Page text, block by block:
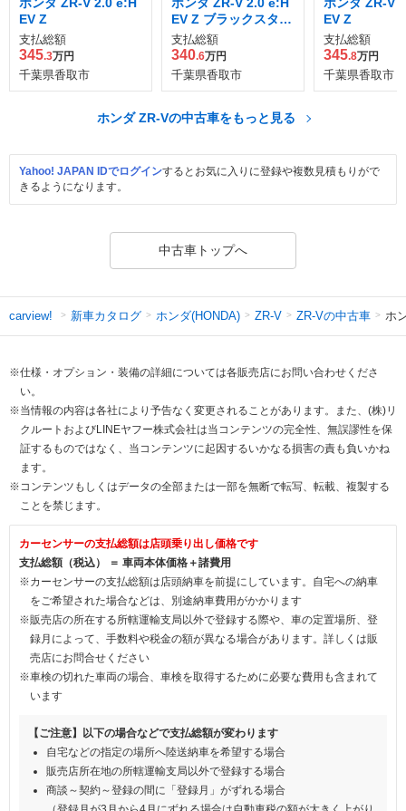
EV Z
支払総額
345.3万円
千葉県香取市
EV Z ブラックスタイ
ル
支払総額
340.6万円
千葉県香取市
EV Z
支払総額
345.8万円
千葉県香取市
ホンダ ZR-Vの中古車をもっと見る
Yahoo! JAPAN IDでログインするとお気に入りに登録や複数見積もりがで
きるようになります。
中古車トップへ
carview! 新車カタログ ホンダ(HONDA) ZR-V ZR-Vの中古車 ホ
※仕様・オプション・装備の詳細については各販売店にお問い合わせくださ
い。
※当情報の内容は各社により予告なく変更されることがあります。また、(株)リ
クルートおよびLINEヤフー株式会社は当コンテンツの完全性、無誤謬性を保
証するものではなく、当コンテンツに起因するいかなる損害の責も負いかね
ます。
※コンテンツもしくはデータの全部または一部を無断で転写、転載、複製する
ことを禁じます。
カーセンサーの支払総額は店頭乗り出し価格です
支払総額（税込） ＝ 車両本体価格＋諸費用
※カーセンサーの支払総額は店頭納車を前提にしています。自宅への納車
をご希望された場合などは、別途納車費用がかかります
※販売店の所在する所轄運輸支局以外で登録する際や、車の定置場所、登
録月によって、手数料や税金の額が異なる場合があります。詳しくは販
売店にお問合せください
※車検の切れた車両の場合、車検を取得するために必要な費用も含まれて
います
【ご注意】以下の場合などで支払総額が変わります
自宅などの指定の場所へ陸送納車を希望する場合
販売店所在地の所轄運輸支局以外で登録する場合
商談～契約～登録の間に「登録月」がずれる場合